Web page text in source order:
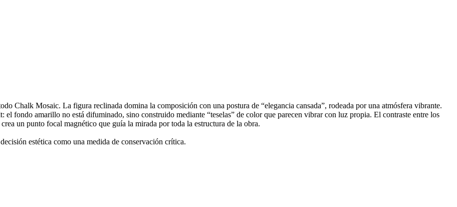
Chalk Mosaic. La figura reclinada domina la composición con una postura de “elegancia cansada”, rodeada por una atmósfera vibrante.
el fondo amarillo no está difuminado, sino construido mediante “teselas” de color que parecen vibrar con luz propia. El contraste entre los
un punto focal magnético que guía la mirada por toda la estructura de la obra.
estética como una medida de conservación crítica.